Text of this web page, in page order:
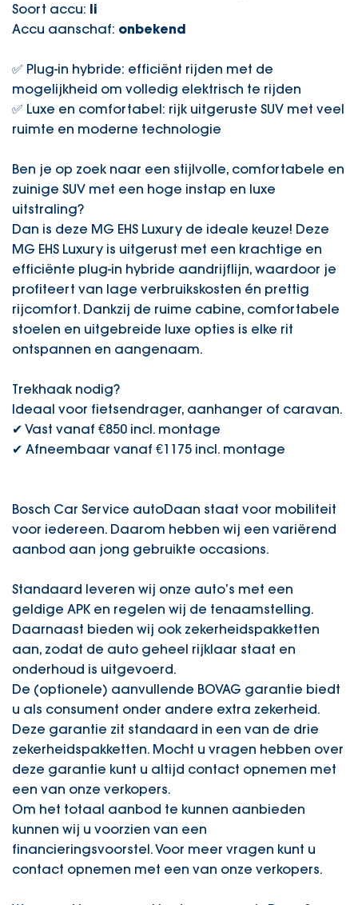
Soort accu: li
Accu aanschaf: onbekend
✅ Plug-in hybride: efficiënt rijden met de
mogelijkheid om volledig elektrisch te rijden
✅ Luxe en comfortabel: rijk uitgeruste SUV met veel
ruimte en moderne technologie
Ben je op zoek naar een stijlvolle, comfortabele en
zuinige SUV met een hoge instap en luxe
uitstraling?
Dan is deze MG EHS Luxury de ideale keuze! Deze
MG EHS Luxury is uitgerust met een krachtige en
efficiënte plug-in hybride aandrijflijn, waardoor je
profiteert van lage verbruikskosten én prettig
rijcomfort. Dankzij de ruime cabine, comfortabele
stoelen en uitgebreide luxe opties is elke rit
ontspannen en aangenaam.
Trekhaak nodig?
Ideaal voor fietsendrager, aanhanger of caravan.
✔ Vast vanaf €850 incl. montage
✔ Afneembaar vanaf €1175 incl. montage
Bosch Car Service autoDaan staat voor mobiliteit
voor iedereen. Daarom hebben wij een variërend
aanbod aan jong gebruikte occasions.
Standaard leveren wij onze auto’s met een
geldige APK en regelen wij de tenaamstelling.
Daarnaast bieden wij ook zekerheidspakketten
aan, zodat de auto geheel rijklaar staat en
onderhoud is uitgevoerd.
De (optionele) aanvullende BOVAG garantie biedt
u als consument onder andere extra zekerheid.
Deze garantie zit standaard in een van de drie
zekerheidspakketten. Mocht u vragen hebben over
deze garantie kunt u altijd contact opnemen met
een van onze verkopers.
Om het totaal aanbod te kunnen aanbieden
kunnen wij u voorzien van een
financieringsvoorstel. Voor meer vragen kunt u
contact opnemen met een van onze verkopers.